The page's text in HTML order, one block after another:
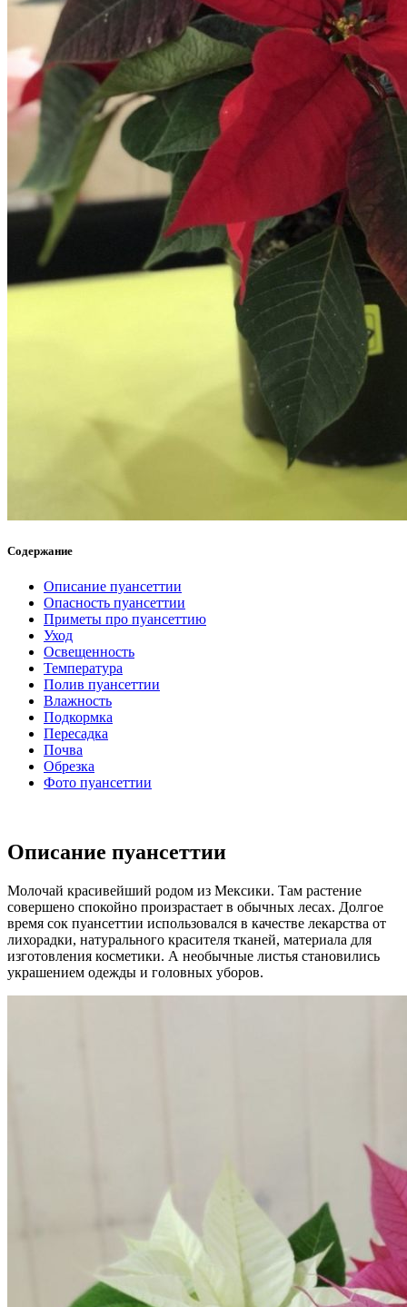
Содержание
Описание пуансеттии
Опасность пуансеттии
Приметы про пуансеттию
Уход
Освещенность
Температура
Полив пуансеттии
Влажность
Подкормка
Пересадка
Почва
Обрезка
Фото пуансеттии
Описание пуансеттии
Молочай красивейший родом из Мексики. Там растение
совершено спокойно произрастает в обычных лесах. Долгое
время сок пуансеттии использовался в качестве лекарства от
лихорадки, натурального красителя тканей, материала для
изготовления косметики. А необычные листья становились
украшением одежды и головных уборов.